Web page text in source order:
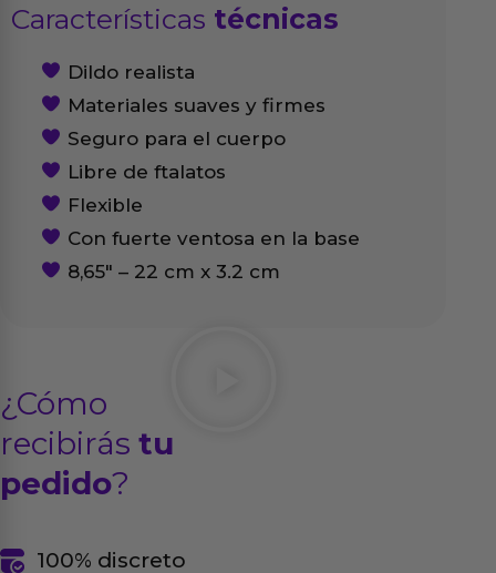
Características técnicas
Dildo realista
Materiales suaves y firmes
Seguro para el cuerpo
Libre de ftalatos
Flexible
Con fuerte ventosa en la base
8,65″ – 22 cm x 3.2 cm
¿Cómo
recibirás tu
pedido?
100% discreto